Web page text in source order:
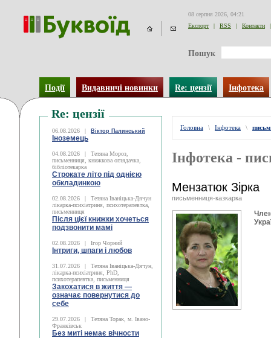
08 серпня 2026, 04:21
Експорт
| RSS | Контакти |
Пошук
Події Видавничі новинки Re: цензії Інфотека
Re: цензії
06.08.2026 | Віктор Палинський
Іноземець
04.08.2026 |
Тетяна Мороз,
письменниця, книжкова оглядачка,
бібліотекарка
Строкате літо під однією
обкладинкою
02.08.2026 |
Тетяна Іваніцька-Дячун
лікарка-психіатриня, психотерапевтка,
письменниця
Після цієї книжки хочеться
подзвонити мамі
02.08.2026 | Ігор Чорний
Інтриги, шпаги і любов
31.07.2026 |
Тетяна Іваніцька-Дячун,
лікарка-психіатриня, PhD,
психотерапевтка, письменниця
Закохатися в життя —
означає повернутися до
себе
29.07.2026 |
Тетяна Торак, м. Івано-
Франківськ
Без миті немає вічности
Головна \ Інфотека \
Інфотека -
Мензатюк Зірка
письменниця-казкарка